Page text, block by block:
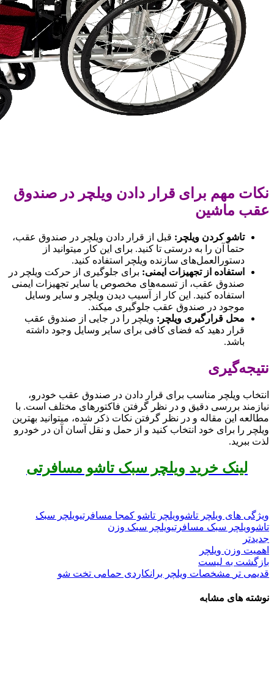
نکات مهم برای قرار دادن ویلچر در صندوق
عقب ماشین
تاشو کردن ویلچر : قبل از قرار دادن ویلچر در صندوق عقب،
حتماً آن را به درستی تا کنید. برای این کار میتوانید از
دستورالعمل‌های سازنده ویلچر استفاده کنید.
استفاده از تجهیزات ایمنی: برای جلوگیری از حرکت ویلچر در
صندوق عقب، از تسمه‌های مخصوص یا سایر تجهیزات ایمنی
استفاده کنید. این کار از آسیب دیدن ویلچر و سایر وسایل
موجود در صندوق عقب جلوگیری میکند.
محل قرارگیری ویلچر : ویلچر را در جایی از صندوق عقب
قرار دهید که فضای کافی برای سایر وسایل وجود داشته
باشد.
نتیجه‌گیری
انتخاب ویلچر مناسب برای قرار دادن در صندوق عقب خودرو،
نیازمند بررسی دقیق و در نظر گرفتن فاکتورهای مختلف است. با
مطالعه این مقاله و در نظر گرفتن نکات ذکر شده، میتوانید بهترین
ویلچر را برای خود انتخاب کنید و از حمل و نقل آسان آن در خودرو
لذت ببرید.
لینک خرید ویلچر سبک تاشو مسافرتی
ویژگی های ویلچر تاشوویلچر تاشو کمجا مسافرتیویلچر سبک
تاشوویلچر سبک مسافرتیویلچر سبک وزن
جدیدتر
اهمیت وزن ویلچر
بازگشت به لیست
قدیمی تر مشخصات ویلچر برانکاردی حمامی تخت شو
نوشته های مشابه